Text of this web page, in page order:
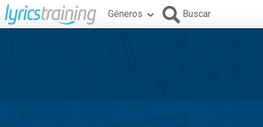
Géneros Buscar